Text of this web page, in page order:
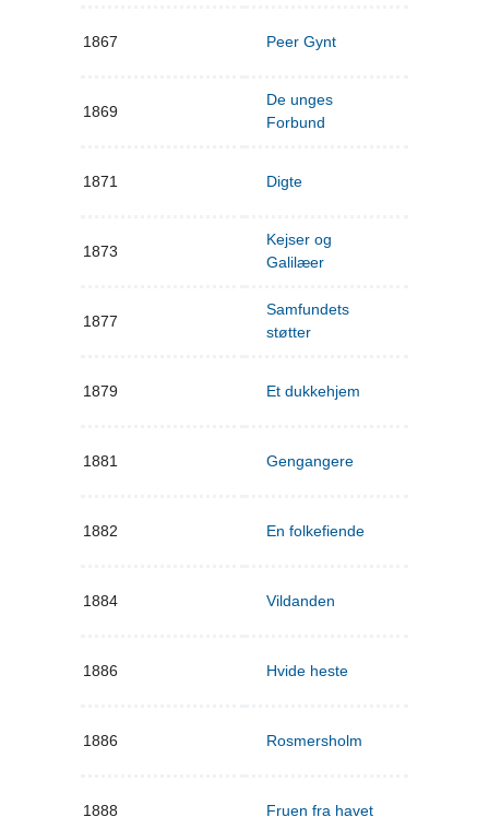
1867 Peer Gynt
1869
De unges
Forbund
1871 Digte
1873
Kejser og
Galilæer
1877
Samfundets
støtter
1879 Et dukkehjem
1881 Gengangere
1882 En folkefiende
1884 Vildanden
1886 Hvide heste
1886 Rosmersholm
1888 Fruen fra havet